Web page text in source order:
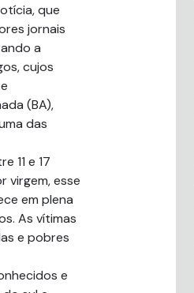
que
jornais
a
cujos
(BA),
das
11 e 17
virgem, esse
em plena
As vítimas
e pobres
e